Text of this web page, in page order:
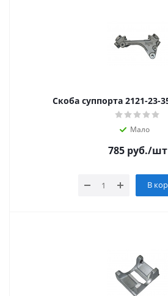
Скоба суппорта 2121-23-
Мало
785руб./шт
В